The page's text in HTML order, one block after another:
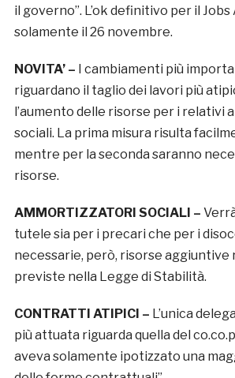
il governo”. L’ok definitivo per il
solamente il 26 novembre.
NOVITA’ –
I cambiamenti più
riguardano il taglio dei lavori più
l’aumento delle risorse per i relativi
sociali. La prima misura risulta
mentre per la seconda saranno
risorse.
AMMORTIZZATORI SOCIALI –
tutele sia per i precari che per i
necessarie, però, risorse aggiuntive
previste nella Legge di Stabilità.
CONTRATTI ATIPICI – L’unica
più attuata riguarda quella del
aveva solamente ipotizzato una